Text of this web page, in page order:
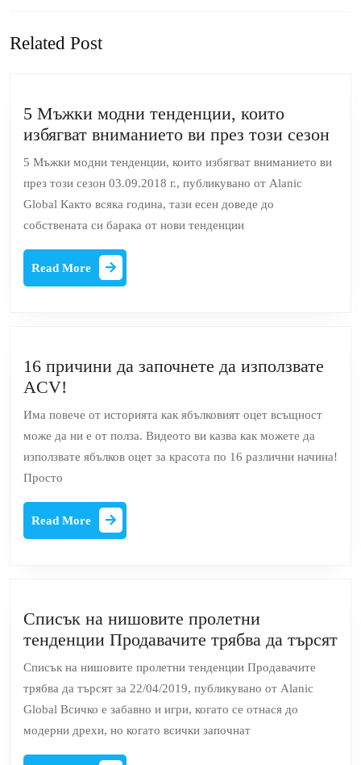
post:
Related Post
5 Мъжки модни тенденции, които
избягват вниманието ви през този сезон5
5 Мъжки модни тенденции, които избягват вниманието ви
през този сезон 03.09.2018 г., публикувано от Alanic
Global Както всяка година, тази есен доведе до
собствената си барака от нови тенденции
Read More
More
16 причини да започнете да използвате
ACV!
започнете
ACV!
Има повече от историята как ябълковият оцет всъщност
може да ни е от полза. Видеото ви казва как можете да
използвате ябълков оцет за красота по 16 различни начина!
Просто
Read More
More
Списък на нишовите пролетни
тенденции Продавачите трябва да търсят
Списък на нишовите пролетни тенденции Продавачите
трябва да търсят за 22/04/2019, публикувано от Alanic
Global Всичко е забавно и игри, когато се отнася до
модерни дрехи, но когато всички започнат